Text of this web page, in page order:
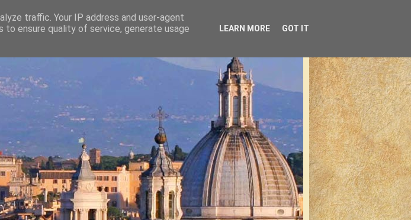
traffic. Your IP address and user-agent
ensure quality of service, generate usage
LEARN MORE GOT IT